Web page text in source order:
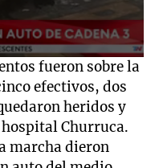
fueron sobre la
efectivos, dos
heridos y
Churruca.
marcha dieron